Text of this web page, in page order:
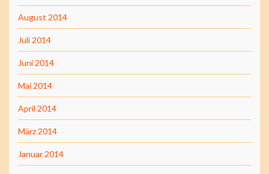
August 2014
Juli 2014
Juni 2014
Mai 2014
April 2014
März 2014
Januar 2014